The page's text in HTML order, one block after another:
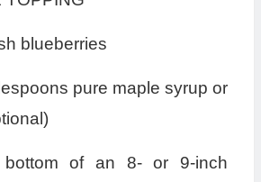
blueberries
pure maple syrup or
of an 8- or 9-inch